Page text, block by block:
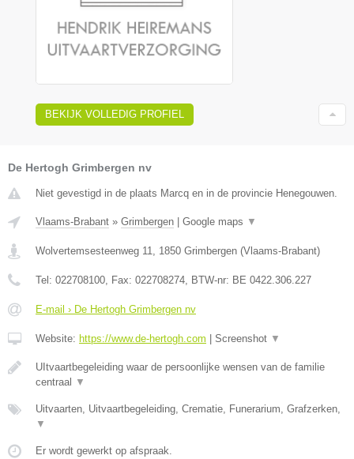
BEKIJK VOLLEDIG PROFIEL
De Hertogh Grimbergen nv
Niet gevestigd in de plaats Marcq en in de provincie Henegouwen.
Vlaams-Brabant » Grimbergen Google maps ▼
Wolvertemsesteenweg 11 1850 Grimbergen (Vlaams-Brabant)
Tel: 022708100 , Fax: 022708274 , BTW-nr: BE 0422.306.227
E-mail › De Hertogh Grimbergen nv
Website: https://www.de-hertogh.com Screenshot ▼
UItvaartbegeleiding waar de persoonlijke wensen van de familie
centraal
▼
Uitvaarten, Uitvaartbegeleiding, Crematie, Funerarium, Grafzerken,
▼
Er wordt gewerkt op afspraak.